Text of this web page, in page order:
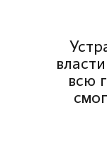
всю